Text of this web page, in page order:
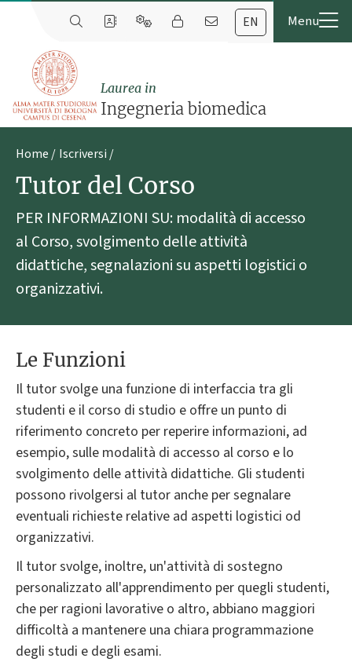
EN
Laurea in
Ingegneria biomedica
Home Iscriversi
Tutor del Corso
PER INFORMAZIONI SU: modalità di accesso
al Corso, svolgimento delle attività
didattiche, segnalazioni su aspetti logistici o
organizzativi.
Le Funzioni
Il tutor svolge una funzione di interfaccia tra gli
studenti e il corso di studio e offre un punto di
riferimento concreto per reperire informazioni, ad
esempio, sulle modalità di accesso al corso e lo
svolgimento delle attività didattiche. Gli studenti
possono rivolgersi al tutor anche per segnalare
eventuali richieste relative ad aspetti logistici od
organizzativi.
Il tutor svolge, inoltre, un'attività di sostegno
personalizzato all'apprendimento per quegli studenti,
che per ragioni lavorative o altro, abbiano maggiori
difficoltà a mantenere una chiara programmazione
degli studi e degli esami.